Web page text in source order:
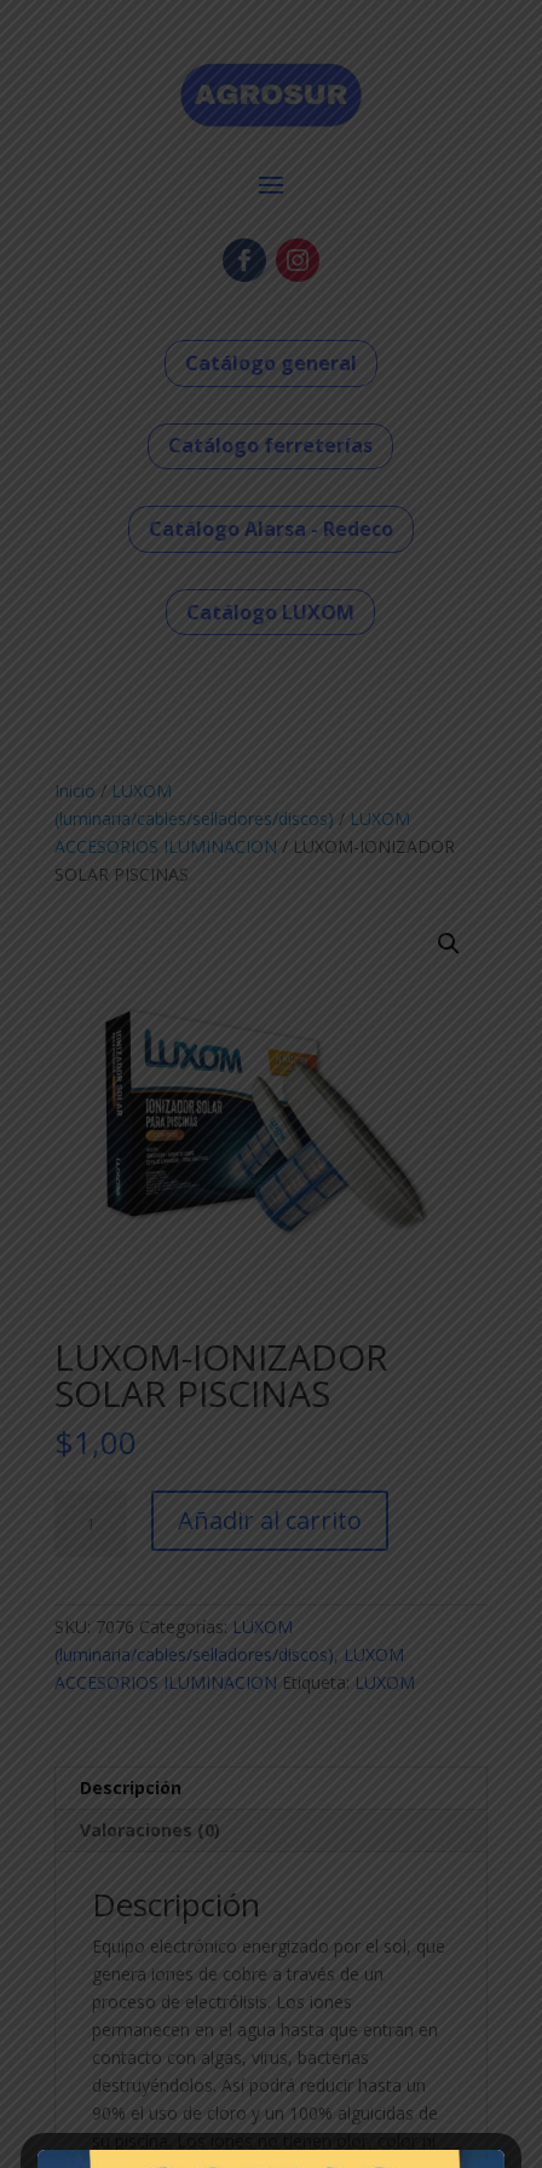
Catálogo general
Catálogo ferreterías
Catálogo Alarsa - Redeco
Catálogo LUXOM
Inicio / LUXOM
(luminaria/cables/selladores/discos) / LUXOM
ACCESORIOS ILUMINACION / LUXOM-IONIZADOR
SOLAR PISCINAS
LUXOM-IONIZADOR
SOLAR PISCINAS
$1,00
IONIZADOR
Añadir al carrito
SKU: 7076 Categorías: LUXOM
(luminaria/cables/selladores/discos), LUXOM
ACCESORIOS ILUMINACION Etiqueta: LUXOM
Descripción
Valoraciones (0)
Descripción
Equipo electrónico energizado por el sol, que
genera iones de cobre a través de un
proceso de electrólisis. Los iones
permanecen en el agua hasta que entran en
contacto con algas, virus, bacterias
destruyéndolos. Así podrá reducir hasta un
90% el uso de cloro y un 100% alguicidas de
su piscina. Los iones no tienen olor, color ni